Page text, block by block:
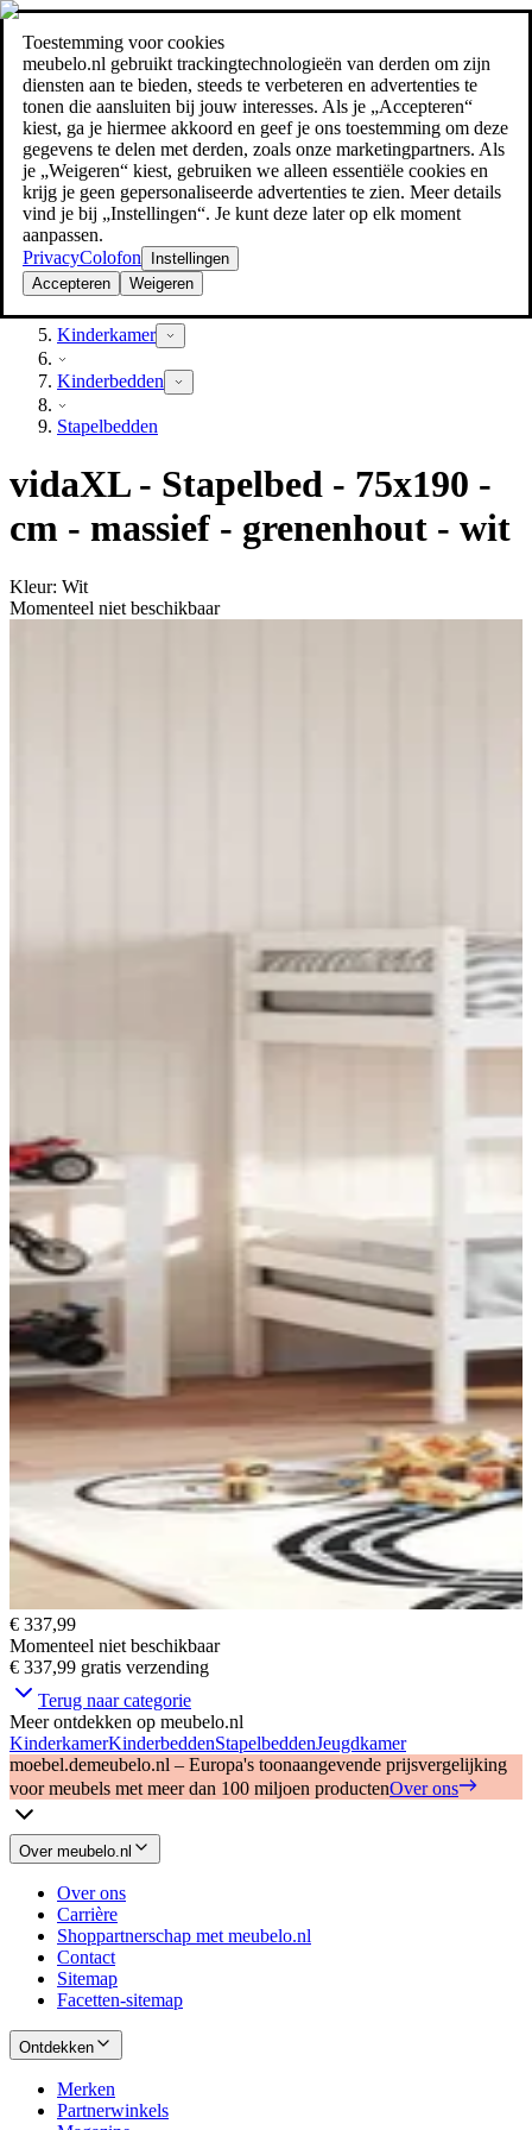
Toestemming voor cookies
meubelo.nl gebruikt trackingtechnologieën van derden om zijn
diensten aan te bieden, steeds te verbeteren en advertenties te
tonen die aansluiten bij jouw interesses. Als je „Accepteren“
kiest, ga je hiermee akkoord en geef je ons toestemming om deze
gegevens te delen met derden, zoals onze marketingpartners. Als
je „Weigeren“ kiest, gebruiken we alleen essentiële cookies en
krijg je geen gepersonaliseerde advertenties te zien. Meer details
vind je bij „Instellingen“. Je kunt deze later op elk moment
aanpassen.
PrivacyColofon
Instellingen
Accepteren
Weigeren
Zoeken
meubel jezelf de beste prijs!meubel jezelf de beste prijs!
Kinderkamer
Kinderkamer
Kinderbedden
Stapelbedden
vidaXL - Stapelbed - 75x190 -
cm - massief - grenenhout - wit
Kleur: Wit
Momenteel niet beschikbaar
€ 337,99
Momenteel niet beschikbaar
€ 337,99 gratis verzending
Terug naar categorie
Meer ontdekken op meubelo.nl
KinderkamerKinderbeddenStapelbeddenJeugdkamer
moebel.demeubelo.nl – Europa's toonaangevende prijsvergelijking
voor meubels met meer dan 100 miljoen productenOver ons
Over meubelo.nl
Over ons
Carrière
Shoppartnerschap met meubelo.nl
Contact
Sitemap
Facetten-sitemap
Ontdekken
Merken
Partnerwinkels